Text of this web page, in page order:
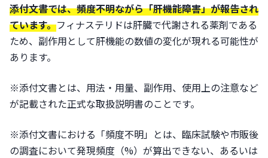
添付文書では、頻度不明ながら「肝機能障害」が報告され
ています。フィナステリドは肝臓で代謝される薬剤である
ため、副作用として肝機能の数値の変化が現れる可能性が
あります。
※添付文書とは、用法・用量、副作用、使用上の注意など
が記載された正式な取扱説明書のことです。
※添付文書における「頻度不明」とは、臨床試験や市販後
の調査において発現頻度（%）が算出できない、あるいは